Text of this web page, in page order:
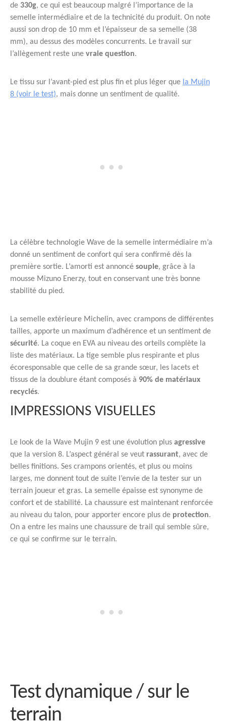
de 330g, ce qui est beaucoup malgré l’importance de la
semelle intermédiaire et de la technicité du produit. On note
aussi son drop de 10 mm et l’épaisseur de sa semelle (38
mm), au dessus des modèles concurrents. Le travail sur
l’allègement reste une vraie question.
Le tissu sur l’avant-pied est plus fin et plus léger que la Mujin
8 (voir le test), mais donne un sentiment de qualité.
La célèbre technologie Wave de la semelle intermédiaire m’a
donné un sentiment de confort qui sera confirmé dès la
première sortie. L’amorti est annoncé souple, grâce à la
mousse Mizuno Enerzy, tout en conservant une très bonne
stabilité du pied.
La semelle extérieure Michelin, avec crampons de différentes
tailles, apporte un maximum d’adhérence et un sentiment de
sécurité. La coque en EVA au niveau des orteils complète la
liste des matériaux. La tige semble plus respirante et plus
écoresponsable que celle de sa grande sœur, les lacets et
tissus de la doublure étant composés à 90% de matériaux
recyclés.
IMPRESSIONS VISUELLES
Le look de la Wave Mujin 9 est une évolution plus agressive
que la version 8. L’aspect général se veut rassurant, avec de
belles finitions. Ses crampons orientés, et plus ou moins
larges, me donnent tout de suite l’envie de la tester sur un
terrain joueur et gras. La semelle épaisse est synonyme de
confort et de stabilité. La chaussure est maintenant renforcée
au niveau du talon, pour apporter encore plus de protection.
On a entre les mains une chaussure de trail qui semble sûre,
ce qui se confirme sur le terrain.
Test dynamique / sur le
terrain